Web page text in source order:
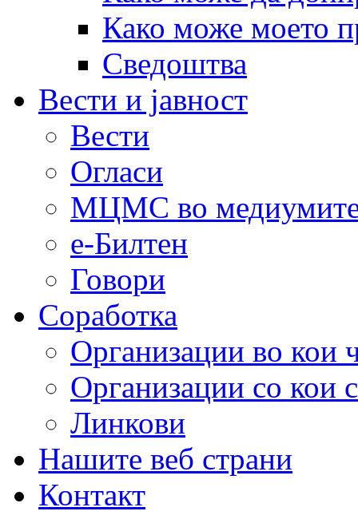
Како може моето
Сведоштва
Вести и јавност
Вести
Огласи
МЦМС во
е-Билтен
Говори
Соработка
Организации во кои
Организации со кои
Линкови
Нашите веб страни
Контакт